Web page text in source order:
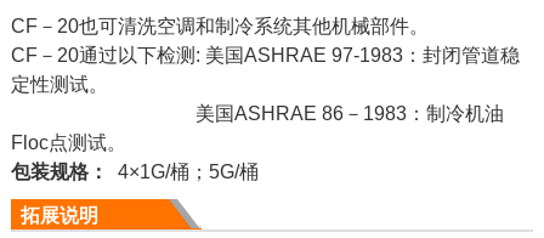
CF－20也可清洗空调和制冷系统其他机械部件。
CF－20通过以下检测: 美国ASHRAE 97-1983：封闭管道稳
定性测试。
美国ASHRAE 86－1983：制冷机油
Floc点测试。
包装规格：
4×1G/桶；5G/桶
拓展说明